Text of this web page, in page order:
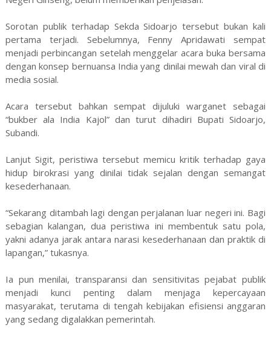
Sorotan publik terhadap Sekda Sidoarjo tersebut bukan kali
pertama terjadi. Sebelumnya, Fenny Apridawati sempat
menjadi perbincangan setelah menggelar acara buka bersama
dengan konsep bernuansa India yang dinilai mewah dan viral di
media sosial.
Acara tersebut bahkan sempat dijuluki warganet sebagai
“bukber ala India Kajol” dan turut dihadiri Bupati Sidoarjo,
Subandi.
Lanjut Sigit, peristiwa tersebut memicu kritik terhadap gaya
hidup birokrasi yang dinilai tidak sejalan dengan semangat
kesederhanaan.
“Sekarang ditambah lagi dengan perjalanan luar negeri ini. Bagi
sebagian kalangan, dua peristiwa ini membentuk satu pola,
yakni adanya jarak antara narasi kesederhanaan dan praktik di
lapangan,” tukasnya.
Ia pun menilai, transparansi dan sensitivitas pejabat publik
menjadi kunci penting dalam menjaga kepercayaan
masyarakat, terutama di tengah kebijakan efisiensi anggaran
yang sedang digalakkan pemerintah.